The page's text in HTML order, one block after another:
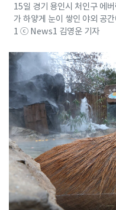
15일 경기 용인시 처인구 에
가 하얗게 눈이 쌓인 야외 공
1 ⓒ News1 김영운 기자